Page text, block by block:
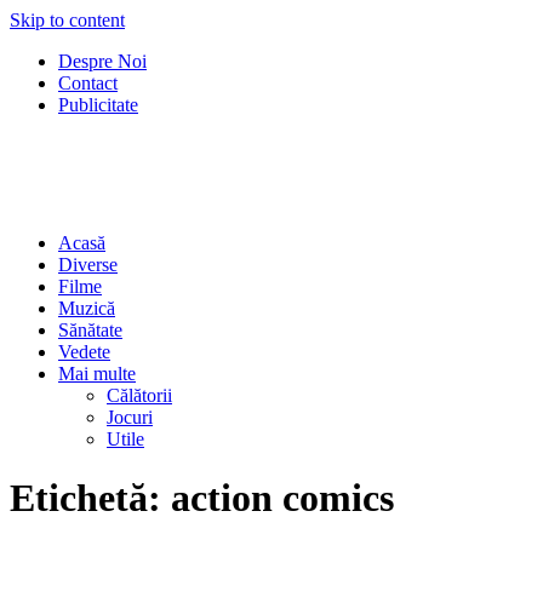
Skip to content
Despre Noi
Contact
Publicitate
Acasă
Diverse
Filme
Muzică
Sănătate
Vedete
Mai multe
Călătorii
Jocuri
Utile
Etichetă: action comics